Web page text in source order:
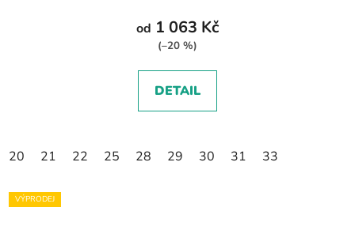
od 1 063 Kč
(–20 %)
DETAIL
20 21 22 25 28 29 30 31 33
VÝPRODEJ